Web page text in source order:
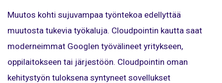
Muutos kohti sujuvampaa työntekoa edellyttää
muutosta tukevia työkaluja. Cloudpointin kautta saat
moderneimmat Googlen työvälineet yritykseen,
oppilaitokseen tai järjestöön. Cloudpointin oman
kehitystyön tuloksena syntyneet sovellukset